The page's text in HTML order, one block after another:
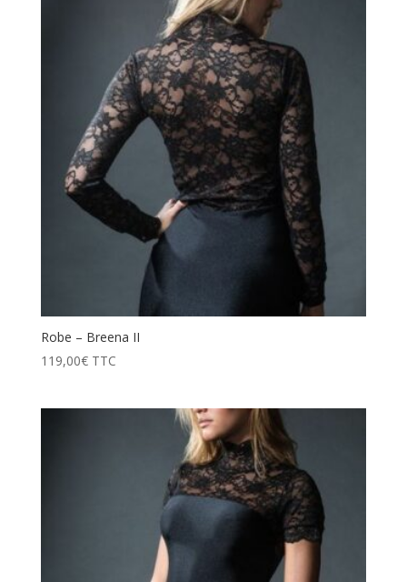
prix
décroissant
Robe – Breena II
119,00€ TTC